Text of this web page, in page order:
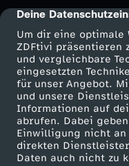
cmp-dialog-
Deine
Um dir eine optimale
ZDFtivi präsentieren
und vergleichbare
eingesetzten
für unser Angebot.
und unsere
Informationen auf
abrufen. Dabei
Einwilligung nicht
direkten
Daten auch nicht zu
u
n
d
T
o
Mehr ZDF
ZDF-Apps
Smart TV
ZDFtext